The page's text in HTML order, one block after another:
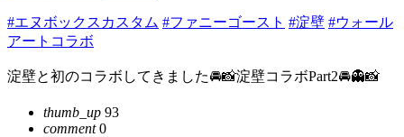
#エヌボックスカスタム #ファニーゴースト #淀壁 #ウォール
アートコラボ
淀壁と初のコラボしてきました🚘📸淀壁コラボPart2🚘👻📸
thumb_up 93
comment0